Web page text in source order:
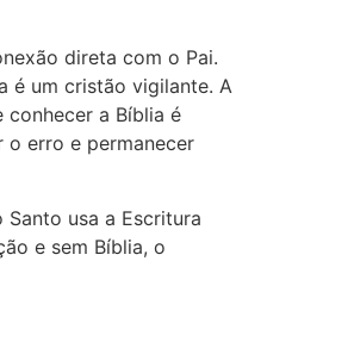
direta com o Pai.
é um cristão vigilante. A
conhecer a Bíblia é
o erro e permanecer
usa a Escritura
e sem Bíblia, o